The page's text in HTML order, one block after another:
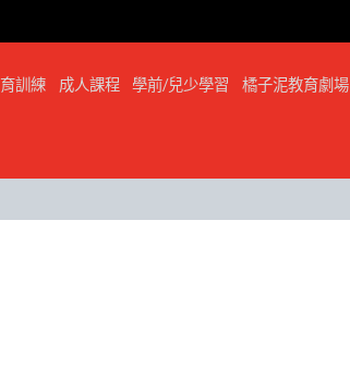
訓練 成人課程 學前/兒少學習 橘子泥教育劇場